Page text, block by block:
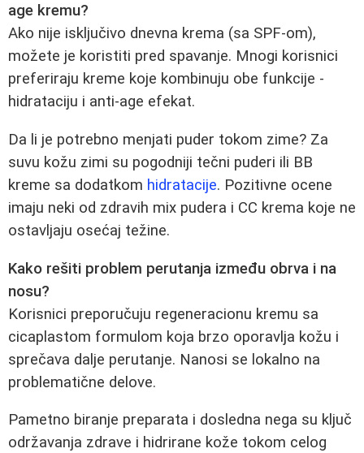
age kremu?
Ako nije isključivo dnevna krema (sa SPF-om),
možete je koristiti pred spavanje. Mnogi korisnici
preferiraju kreme koje kombinuju obe funkcije -
hidrataciju i anti-age efekat.
Da li je potrebno menjati puder tokom zime? Za
suvu kožu zimi su pogodniji tečni puderi ili BB
kreme sa dodatkom hidratacije. Pozitivne ocene
imaju neki od zdravih mix pudera i CC krema koje ne
ostavljaju osećaj težine.
Kako rešiti problem perutanja između obrva i na
nosu?
Korisnici preporučuju regeneracionu kremu sa
cicaplastom formulom koja brzo oporavlja kožu i
sprečava dalje perutanje. Nanosi se lokalno na
problematične delove.
Pametno biranje preparata i dosledna nega su ključ
održavanja zdrave i hidrirane kože tokom celog